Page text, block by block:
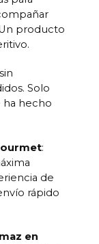
producto
Solo
ha hecho
:
de
rápido
en